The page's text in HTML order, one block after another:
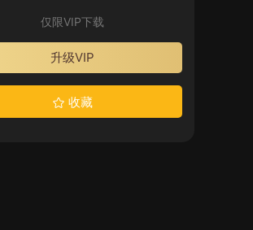
仅限VIP下载
升级VIP
收藏